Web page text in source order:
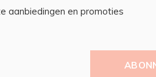
aanbiedingen en promoties